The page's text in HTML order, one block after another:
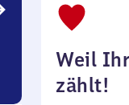
Weil
zählt!